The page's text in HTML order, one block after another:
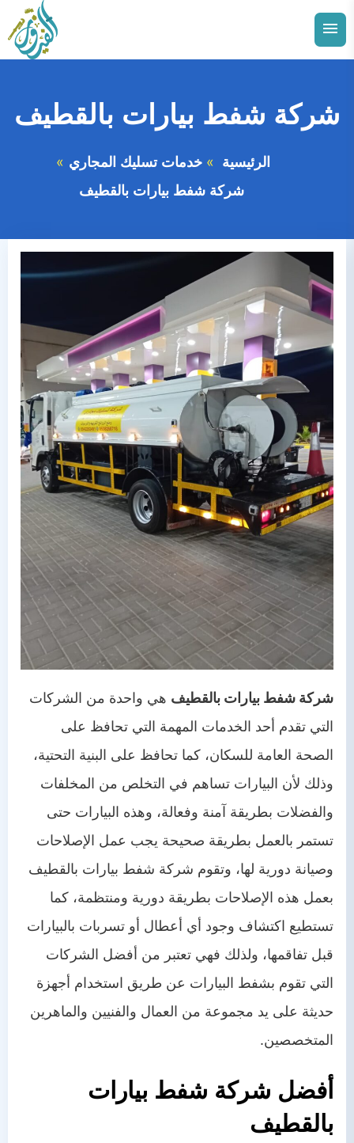
التجاوز
إلى
القائمة
البحث
الدمامتوسيع
القطيفتوسيع
القائمة
الفرعية
الخبر
توسيع
القائمة
الفرعية
شركة شفط بيارات بالقطيف
الرئيسية
خدمات تسليك المجاري
شركة شفط بيارات بالقطيف
شركة شفط بيارات بالقطيف هي واحدة من الشركات
التي تقدم أحد الخدمات المهمة التي تحافظ على
الصحة العامة للسكان، كما تحافظ على البنية التحتية،
وذلك لأن البيارات تساهم في التخلص من المخلفات
والفضلات بطريقة آمنة وفعالة، وهذه البيارات حتى
تستمر بالعمل بطريقة صحيحة يجب عمل الإصلاحات
وصيانة دورية لها، وتقوم شركة شفط بيارات بالقطيف
بعمل هذه الإصلاحات بطريقة دورية ومنتظمة، كما
تستطيع اكتشاف وجود أي أعطال أو تسربات بالبيارات
قبل تفاقمها، ولذلك فهي تعتبر من أفضل الشركات
التي تقوم بشفط البيارات عن طريق استخدام أجهزة
حديثة على يد مجموعة من العمال والفنيين والماهرين
المتخصصين.
أفضل شركة شفط بيارات
بالقطيف